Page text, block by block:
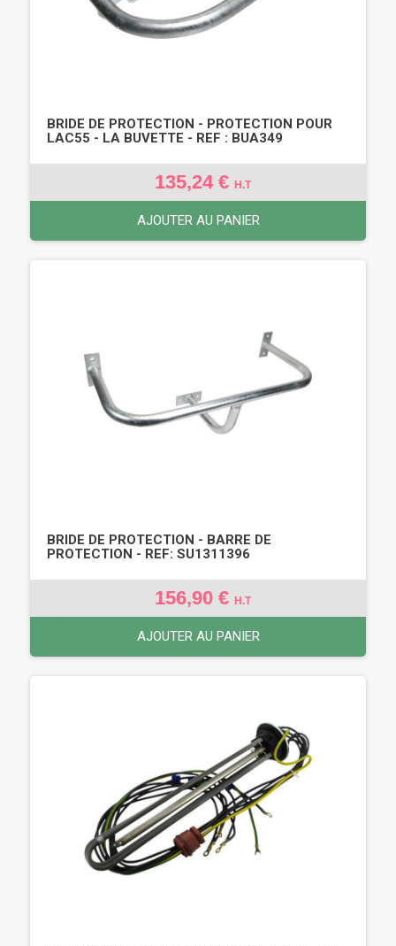
BRIDE DE PROTECTION - PROTECTION POUR
LAC55 - LA BUVETTE - REF : BUA349
135,24 € H.T
AJOUTER AU PANIER
BRIDE DE PROTECTION - BARRE DE
PROTECTION - REF: SU1311396
156,90 € H.T
AJOUTER AU PANIER